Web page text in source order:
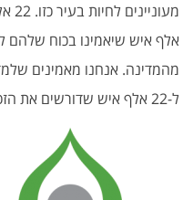
אלף איש שיאמינו בכוח שלהם
מהמדינה. אנחנו מאמינים
ל-22 אלף איש שדורשים את הזכות לחיות בחברה מתוקנת".